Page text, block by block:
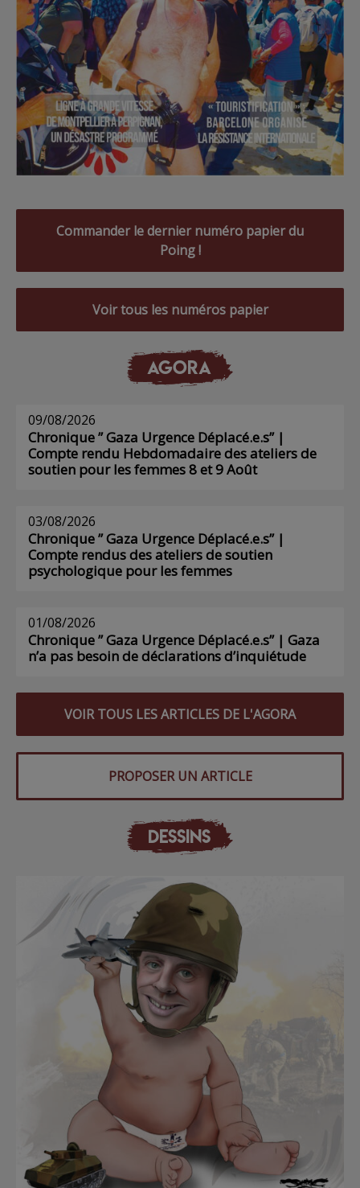
Commander le dernier numéro papier du
Poing !
Voir tous les numéros papier
AGORA
09/08/2026
Chronique ” Gaza Urgence Déplacé.e.s” |
Compte rendu Hebdomadaire des ateliers de
soutien pour les femmes 8 et 9 Août
03/08/2026
Chronique ” Gaza Urgence Déplacé.e.s” |
Compte rendus des ateliers de soutien
psychologique pour les femmes
01/08/2026
Chronique ” Gaza Urgence Déplacé.e.s” | Gaza
n’a pas besoin de déclarations d’inquiétude
VOIR TOUS LES ARTICLES DE L'AGORA
PROPOSER UN ARTICLE
DESSINS